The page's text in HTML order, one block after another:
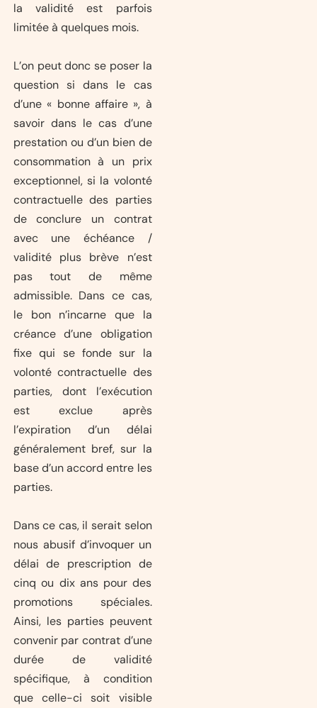
la validité est parfois
limitée à quelques mois.
L’on peut donc se poser la
question si dans le cas
d’une « bonne affaire », à
savoir dans le cas d’une
prestation ou d’un bien de
consommation à un prix
exceptionnel, si la volonté
contractuelle des parties
de conclure un contrat
avec une échéance /
validité plus brève n’est
pas tout de même
admissible. Dans ce cas,
le bon n’incarne que la
créance d’une obligation
fixe qui se fonde sur la
volonté contractuelle des
parties, dont l’exécution
est exclue après
l’expiration d’un délai
généralement bref, sur la
base d’un accord entre les
parties.
Dans ce cas, il serait selon
nous abusif d’invoquer un
délai de prescription de
cinq ou dix ans pour des
promotions spéciales.
Ainsi, les parties peuvent
convenir par contrat d’une
durée de validité
spécifique, à condition
que celle-ci soit visible